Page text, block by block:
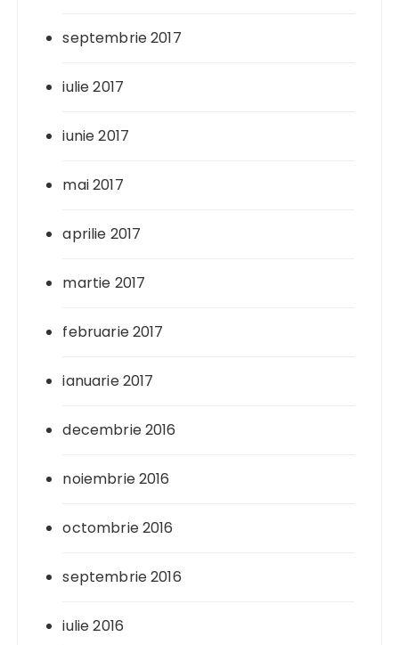
septembrie 2017
iulie 2017
iunie 2017
mai 2017
aprilie 2017
martie 2017
februarie 2017
ianuarie 2017
decembrie 2016
noiembrie 2016
octombrie 2016
septembrie 2016
iulie 2016